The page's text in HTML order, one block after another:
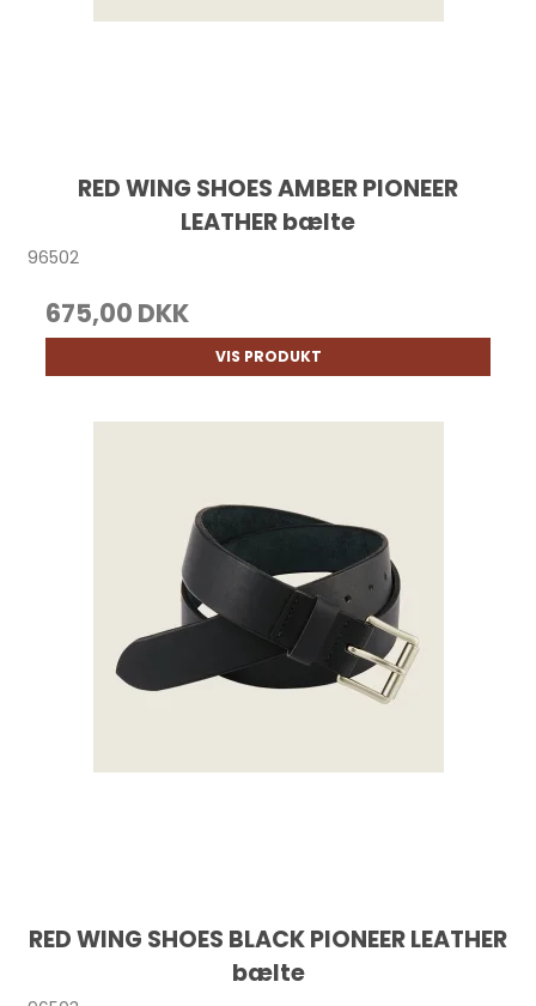
RED WING SHOES AMBER PIONEER
LEATHER bælte
96502
675,00 DKK
VIS PRODUKT
RED WING SHOES BLACK PIONEER LEATHER
bælte